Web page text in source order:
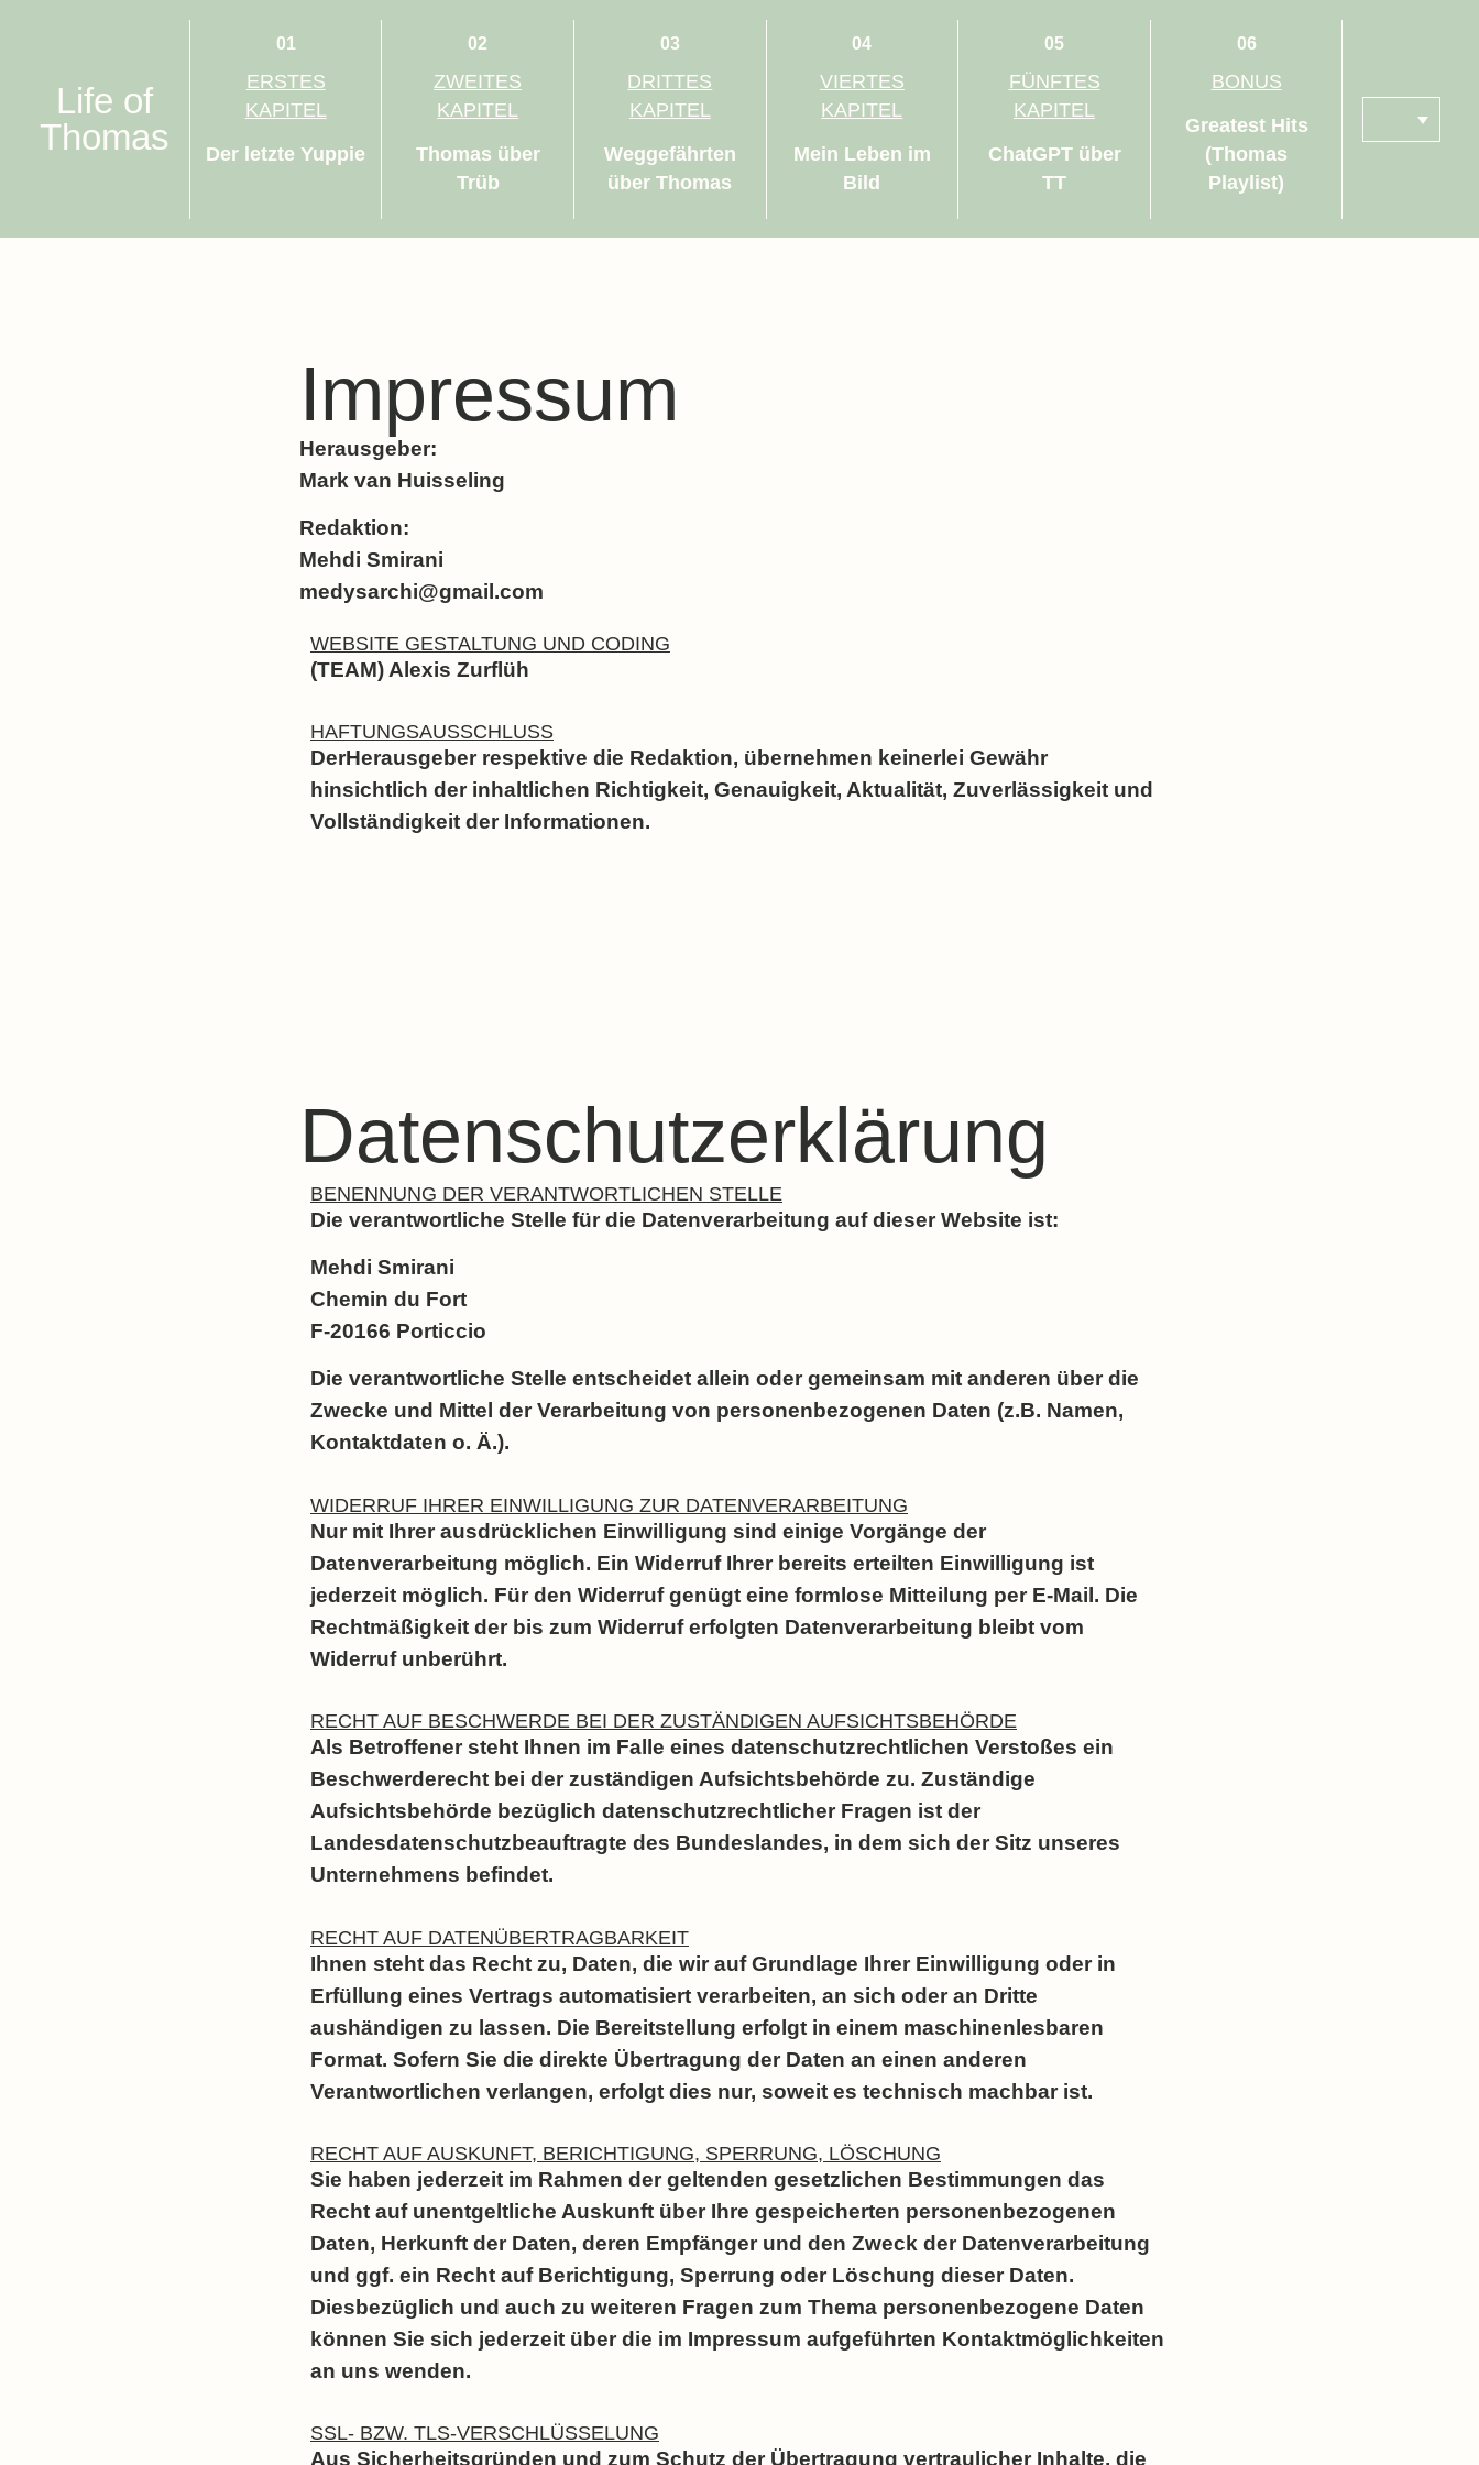
Life of
Thomas
01
ERSTES
KAPITEL
Der letzte Yuppie
02
ZWEITES
KAPITEL
Thomas über
Trüb
03
DRITTES
KAPITEL
Weggefährten
über Thomas
04
VIERTES
KAPITEL
Mein Leben im
Bild
05
FÜNFTES
KAPITEL
ChatGPT über
TT
06
BONUS
Greatest Hits
(Thomas
Playlist)
Impressum
Herausgeber:
Mark van Huisseling
Redaktion:
Mehdi Smirani
medysarchi@gmail.com
WEBSITE GESTALTUNG UND CODING
(TEAM) Alexis Zurflüh
HAFTUNGSAUSSCHLUSS
DerHerausgeber respektive die Redaktion, übernehmen keinerlei Gewähr
hinsichtlich der inhaltlichen Richtigkeit, Genauigkeit, Aktualität, Zuverlässigkeit und
Vollständigkeit der Informationen.
Datenschutzerklärung
BENENNUNG DER VERANTWORTLICHEN STELLE
Die verantwortliche Stelle für die Datenverarbeitung auf dieser Website ist:
Mehdi Smirani
Chemin du Fort
F-20166 Porticcio
Die verantwortliche Stelle entscheidet allein oder gemeinsam mit anderen über die
Zwecke und Mittel der Verarbeitung von personenbezogenen Daten (z.B. Namen,
Kontaktdaten o. Ä.).
WIDERRUF IHRER EINWILLIGUNG ZUR DATENVERARBEITUNG
Nur mit Ihrer ausdrücklichen Einwilligung sind einige Vorgänge der
Datenverarbeitung möglich. Ein Widerruf Ihrer bereits erteilten Einwilligung ist
jederzeit möglich. Für den Widerruf genügt eine formlose Mitteilung per E-Mail. Die
Rechtmäßigkeit der bis zum Widerruf erfolgten Datenverarbeitung bleibt vom
Widerruf unberührt.
RECHT AUF BESCHWERDE BEI DER ZUSTÄNDIGEN AUFSICHTSBEHÖRDE
Als Betroffener steht Ihnen im Falle eines datenschutzrechtlichen Verstoßes ein
Beschwerderecht bei der zuständigen Aufsichtsbehörde zu. Zuständige
Aufsichtsbehörde bezüglich datenschutzrechtlicher Fragen ist der
Landesdatenschutzbeauftragte des Bundeslandes, in dem sich der Sitz unseres
Unternehmens befindet.
RECHT AUF DATENÜBERTRAGBARKEIT
Ihnen steht das Recht zu, Daten, die wir auf Grundlage Ihrer Einwilligung oder in
Erfüllung eines Vertrags automatisiert verarbeiten, an sich oder an Dritte
aushändigen zu lassen. Die Bereitstellung erfolgt in einem maschinenlesbaren
Format. Sofern Sie die direkte Übertragung der Daten an einen anderen
Verantwortlichen verlangen, erfolgt dies nur, soweit es technisch machbar ist.
RECHT AUF AUSKUNFT, BERICHTIGUNG, SPERRUNG, LÖSCHUNG
Sie haben jederzeit im Rahmen der geltenden gesetzlichen Bestimmungen das
Recht auf unentgeltliche Auskunft über Ihre gespeicherten personenbezogenen
Daten, Herkunft der Daten, deren Empfänger und den Zweck der Datenverarbeitung
und ggf. ein Recht auf Berichtigung, Sperrung oder Löschung dieser Daten.
Diesbezüglich und auch zu weiteren Fragen zum Thema personenbezogene Daten
können Sie sich jederzeit über die im Impressum aufgeführten Kontaktmöglichkeiten
an uns wenden.
SSL- BZW. TLS-VERSCHLÜSSELUNG
Aus Sicherheitsgründen und zum Schutz der Übertragung vertraulicher Inhalte, die